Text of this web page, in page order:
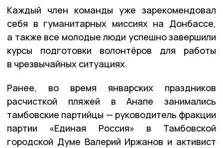
Каждый член команды уже зарекомендовал
себя в гуманитарных миссиях на Донбассе,
а также все молодые люди успешно завершили
курсы подготовки волонтёров для работы
в чрезвычайных ситуациях.
Ранее, во время январских праздников
расчисткой пляжей в Анапе занимались
тамбовские партийцы — руководитель фракции
партии «Единая Россия» в Тамбовской
городской Думе Валерий Иржанов и активист